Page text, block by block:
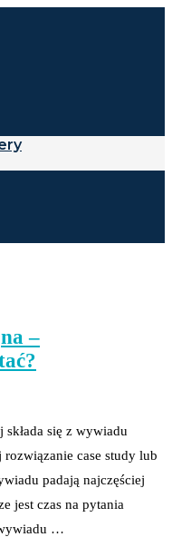
–
się z wywiadu
case study lub
padają najczęściej
jest czas na pytania
…